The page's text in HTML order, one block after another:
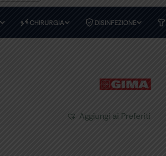
CHIRURGIA DISINFEZIONE
Aggiungi ai Preferiti